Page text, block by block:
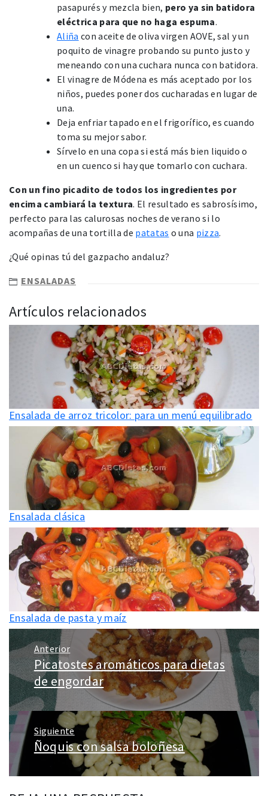
pasapurés y mezcla bien, pero ya sin batidora
eléctrica para que no haga espuma.
Aliña con aceite de oliva virgen AOVE, sal y un
poquito de vinagre probando su punto justo y
meneando con una cuchara nunca con batidora.
El vinagre de Módena es más aceptado por los
niños, puedes poner dos cucharadas en lugar de
una.
Deja enfriar tapado en el frigorífico, es cuando
toma su mejor sabor.
Sírvelo en una copa si está más bien liquido o
en un cuenco si hay que tomarlo con cuchara.
Con un fino picadito de todos los ingredientes por
encima cambiará la textura. El resultado es sabrosísimo,
perfecto para las calurosas noches de verano si lo
acompañas de una tortilla de patatas o una pizza.
¿Qué opinas tú del gazpacho andaluz?
ENSALADAS
Artículos relacionados
Ensalada de arroz tricolor: para un menú equilibrado
Ensalada clásica
Ensalada de pasta y maíz
Navegación
de
entradas
Anterior
Entrada
anterior:
Picatostes aromáticos para dietas
de engordar
Siguiente
Entrada
siguiente:
Ñoquis con salsa boloñesa